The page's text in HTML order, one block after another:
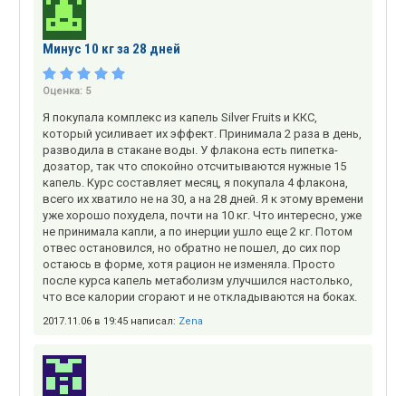
Минус 10 кг за 28 дней
Оценка: 5
Я покупала комплекс из капель Silver Fruits и ККС,
который усиливает их эффект. Принимала 2 раза в день,
разводила в стакане воды. У флакона есть пипетка-
дозатор, так что спокойно отсчитываются нужные 15
капель. Курс составляет месяц, я покупала 4 флакона,
всего их хватило не на 30, а на 28 дней. Я к этому времени
уже хорошо похудела, почти на 10 кг. Что интересно, уже
не принимала капли, а по инерции ушло еще 2 кг. Потом
отвес остановился, но обратно не пошел, до сих пор
остаюсь в форме, хотя рацион не изменяла. Просто
после курса капель метаболизм улучшился настолько,
что все калории сгорают и не откладываются на боках.
2017.11.06 в 19:45 написал: Zena